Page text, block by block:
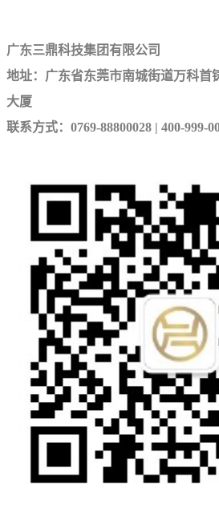
广东三鼎科技集团有限公司
地址：广东省东莞市南城街道万科首
大厦
联系方式：0769-88800028 | 400-999-